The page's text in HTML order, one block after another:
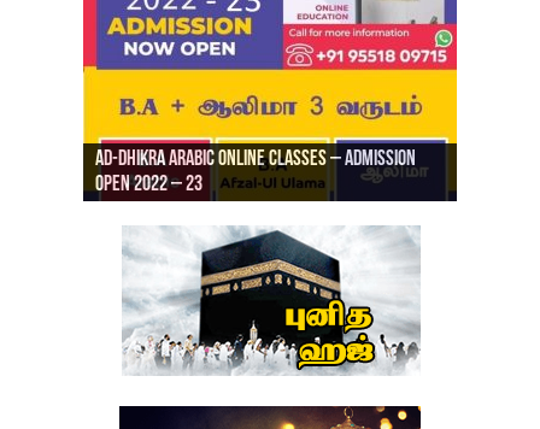
Ad-Dhikra Arabic Online Classes – Admission
Open 2022 – 23
Ad-Dhikra Arabic Online Classes – BA Arabic
AD DHIKRA ARABIC COLLEGE ADMISSION
ரியாத் ஜும்ஆ தமிழாக்கம், Jamia Al Hajiri
Masjid (Kuwait Masjid), Malaz, Riyadh